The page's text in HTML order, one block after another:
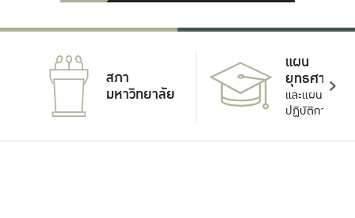
สภา
มหาวิทยาลัย
แผน
ยุทธศาสตร์
และแผน
ปฏิบัติการ